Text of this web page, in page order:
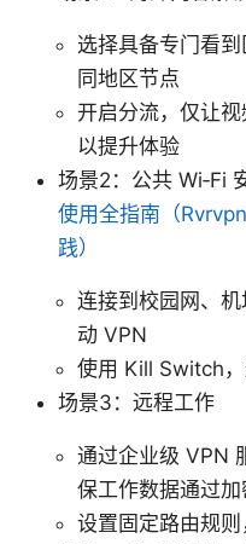
选择具备专门看
同地区节点
开启分流，仅让
以提升体验
场景2：公共 Wi‑Fi
使用全指南（
践）
连接到校园网、
动 VPN
使用 Kill Switch
场景3：远程工作
通过企业级 VPN
保工作数据通过
设置固定路由规